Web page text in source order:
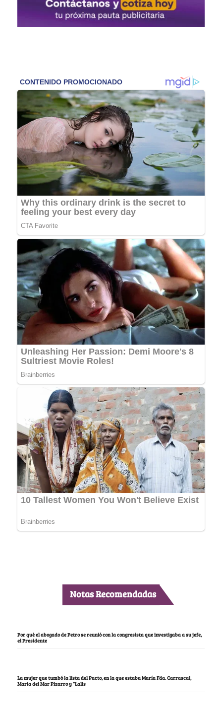
Notas Recomendadas
Por qué el abogado de Petro se reunió con la congresista que investigaba a su jefe,
el Presidente
La mujer que tumbó la lista del Pacto, en la que estaba María Fda. Carrascal,
María del Mar Pizarro y “Lalis